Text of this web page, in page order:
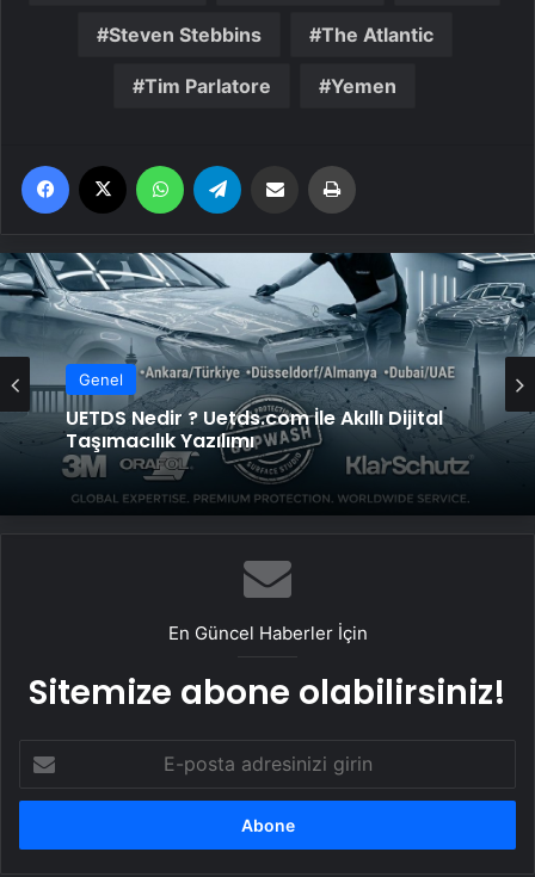
Steven Stebbins The Atlantic
Tim Parlatore Yemen
Facebook WhatsApp Email'den paylaş
Genel
UETDS Nedir ? Uetds.com İle Akıllı Dijital
Taşımacılık Yazılımı
En Güncel Haberler İçin
Sitemize abone olabilirsiniz!
posta
adresinizi